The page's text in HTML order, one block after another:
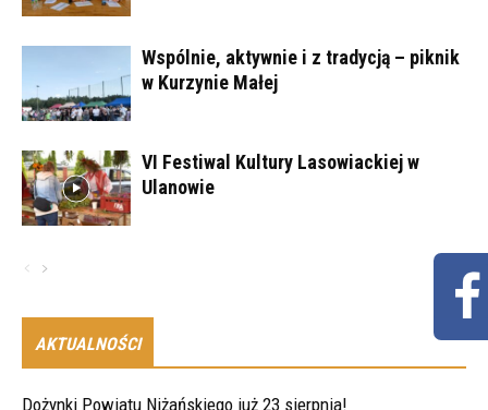
Wspólnie, aktywnie i z tradycją – piknik
w Kurzynie Małej
VI Festiwal Kultury Lasowiackiej w
Ulanowie
AKTUALNOŚCI
Dożynki Powiatu Niżańskiego już 23 sierpnia!